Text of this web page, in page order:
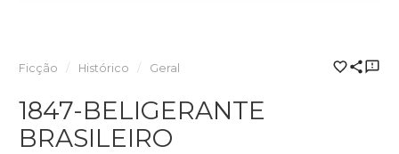
Ficção Histórico Geral
1847-BELIGERANTE
BRASILEIRO